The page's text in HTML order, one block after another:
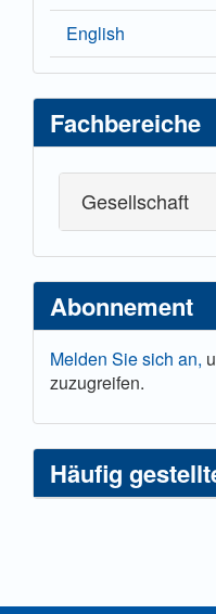
English
Fachbereiche
Gesellschaft
Abonnement
Melden Sie sich an,
zuzugreifen.
Häufig